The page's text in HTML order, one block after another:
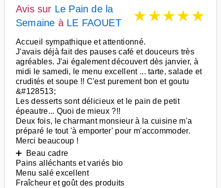
Avis sur Le Pain de la
Semaine à LE FAOUET ★★★★★
Accueil sympathique et attentionné.
J'avais déjà fait des pauses café et douceurs très
agréables. J'ai également découvert dès janvier, à
midi le samedi, le menu excellent ... tarte, salade et
crudités et soupe !! C'est purement bon et goutu
&#128513;
Les desserts sont délicieux et le pain de petit
épeautre... Quoi de mieux ?!!
Deux fois, le charmant monsieur à la cuisine m'a
préparé le tout 'à emporter' pour m'accommoder.
Merci beaucoup !
➕ Beau cadre
Pains alléchants et variés bio
Menu salé excellent
Fraîcheur et goût des produits